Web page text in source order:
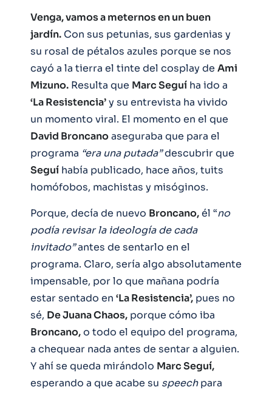
Venga, vamos a meternos en un buen
jardín. Con sus petunias, sus gardenias y
su rosal de pétalos azules porque se nos
cayó a la tierra el tinte del cosplay de Ami
Mizuno. Resulta que Marc Seguí ha ido a
‘La Resistencia’y su entrevista ha vivido
un momento viral. El momento en el que
David Broncanoaseguraba que para el
programa “era una putada”descubrir que
Seguí había publicado, hace años, tuits
homófobos, machistas y misóginos.
Porque, decía de nuevo Broncano,él “no
podía revisar la ideología de cada
invitado”antes de sentarlo en el
programa. Claro, sería algo absolutamente
impensable, por lo que mañana podría
estar sentado en ‘La Resistencia’, pues no
sé, De Juana Chaos, porque cómo iba
Broncano,o todo el equipo del programa,
a chequear nada antes de sentar a alguien.
Y ahí se queda mirándolo Marc Seguí,
esperando a que acabe su speechpara